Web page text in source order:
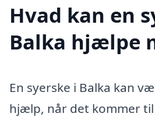
Hvad kan en
Balka hjælpe
En syerske i Balka kan
hjælp, når det kommer